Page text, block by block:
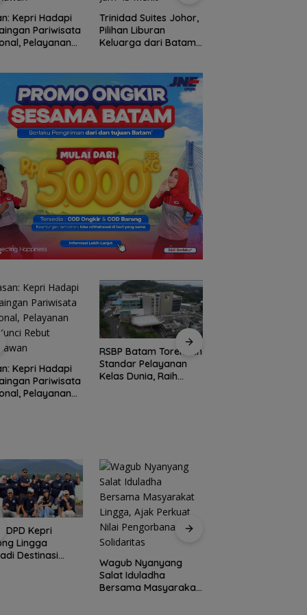
Kepri Hadapi
Pariwisata
Pelayanan
Trinidad Suites Johor,
Pilihan Liburan
Keluarga dari Batam
Kepri Hadapi
Pariwisata
Pelayanan
RSBP Batam Torehkan
Standar Pelayanan
Kelas Dunia, Raih
DPD Kepri
Lingga
Destinasi
Wagub Nyanyang
Salat Iduladha
Bersama Masyarakat